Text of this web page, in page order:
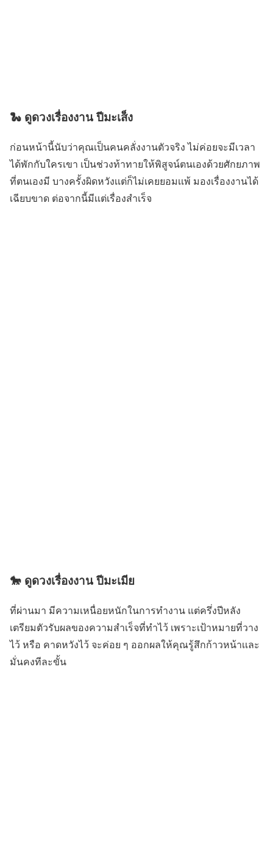
🐍 ดูดวงเรื่องงาน ปีมะเส็ง
ก่อนหน้านี้นับว่าคุณเป็นคนคลั่งงานตัวจริง ไม่ค่อยจะมีเวลา
ได้พักกับใครเขา เป็นช่วงท้าทายให้พิสูจน์ตนเองด้วยศักยภาพ
ที่ตนเองมี บางครั้งผิดหวังเเต่ก็ไม่เคยยอมเเพ้ มองเรื่องงานได้
เฉียบขาด ต่อจากนี้มีเเต่เรื่องสำเร็จ
🐎 ดูดวงเรื่องงาน ปีมะเมีย
ที่ผ่านมา มีความเหนื่อยหนักในการทำงาน แต่ครึ่งปีหลัง
เตรียมตัวรับผลของความสำเร็จที่ทำไว้ เพราะเป้าหมายที่วาง
ไว้ หรือ คาดหวังไว้ จะค่อย ๆ ออกผลให้คุณรู้สึกก้าวหน้าเเละ
มั่นคงทีละขั้น